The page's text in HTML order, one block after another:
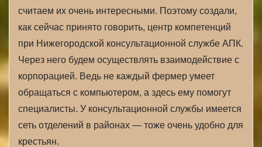
считаем их очень интересными. Поэтому создали,
как сейчас принято говорить, центр компетенций
при Нижегородской консультационной службе АПК.
Через него будем осуществлять взаимодействие с
корпорацией. Ведь не каждый фермер умеет
обращаться с компьютером, а здесь ему помогут
специалисты. У консультационной службы имеется
сеть отделений в районах — тоже очень удобно для
крестьян.